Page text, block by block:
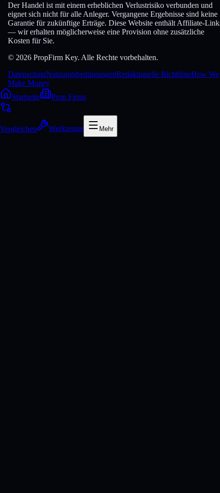
Der Handel ist mit einem erheblichen Verlustrisiko verbunden und
eignet sich nicht für alle Anleger. Vergangene Ergebnisse sind keine
Garantie für zukünftige Erträge. Diese Website enthält Affiliate-
— wir erhalten möglicherweise eine Provision ohne zusätzliche
Kosten für Sie.
© 2026 PropFirm Key. Alle Rechte vorbehalten.
DatenschutzNutzungsbedingungenRedaktionelle RichtlinieHow We
Make Money
Startseite
Prop Firms
Vergleichen Werkzeuge Mehr